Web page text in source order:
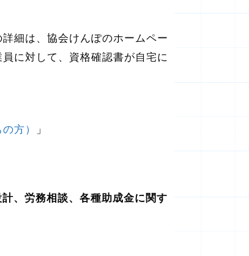
細は、協会けんぽのホームペー
に対して、資格確認書が自宅に
方） 」
、労務相談、各種助成金に関す